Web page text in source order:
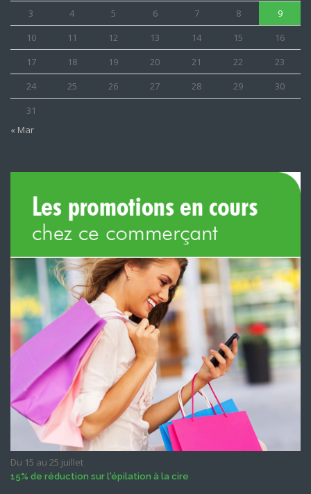
3
4 5 6 7 8
9
10
11 12 13 14 15
16
17
18 19 20 21 22
23
24
25 26 27 28 29
30
31
« Mar
Du 15 au 25 juillet
15% de réduction sur l'épilation à la cire